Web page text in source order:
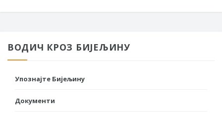
ВОДИЧ КРОЗ БИЈЕЉИНУ
Упознајте Бијељину
Документи